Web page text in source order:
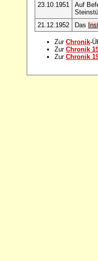
23.10.1951
Auf
21.12.1952
Das
Zur Chronik-
Zur Chronik
Zur Chronik